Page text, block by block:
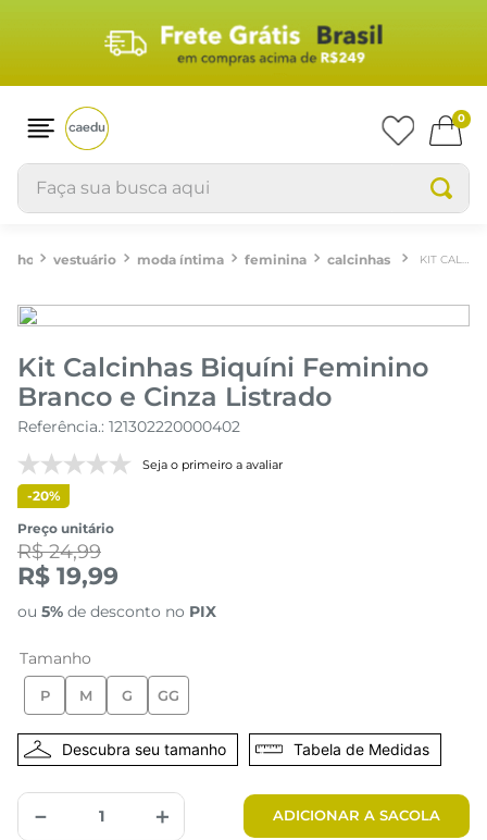
0
Faça sua busca aqui
vestuário moda íntima feminina calcinhas
Kit Calcinhas Biquíni Feminino
Branco e Cinza Listrado
Referência.: 121302220000402
Seja o primeiro a avaliar
-20%
Preço unitário
R$ 24,99
R$ 19,99
ou 5% de desconto no PIX
Tamanho
P M G GG
Tabela de Medidas
＋
－ ADICIONAR A SACOLA